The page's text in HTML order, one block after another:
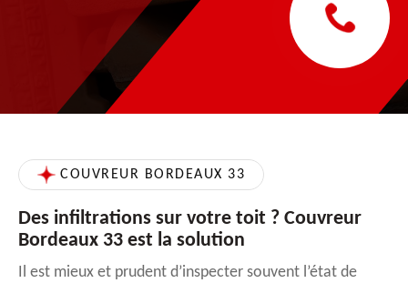
COUVREUR BORDEAUX 33
Des infiltrations sur votre toit ? Couvreur
Bordeaux 33 est la solution
Il est mieux et prudent d’inspecter souvent l’état de